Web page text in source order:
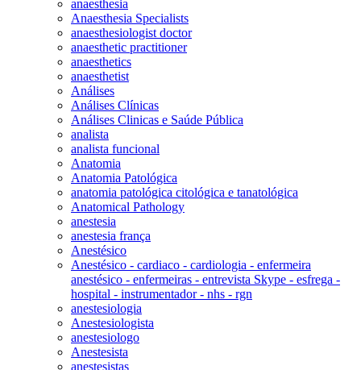
anaesthesia
Anaesthesia Specialists
anaesthesiologist doctor
anaesthetic practitioner
anaesthetics
anaesthetist
Análises
Análises Clínicas
Análises Clinicas e Saúde Pública
analista
analista funcional
Anatomia
Anatomia Patológica
anatomia patológica citológica e tanatológica
Anatomical Pathology
anestesia
anestesia frança
Anestésico
Anestésico - cardiaco - cardiologia - enfermeira
anestésico - enfermeiras - entrevista Skype - esfrega -
hospital - instrumentador - nhs - rgn
anestesiologia
Anestesiologista
anestesiologo
Anestesista
anestesistas